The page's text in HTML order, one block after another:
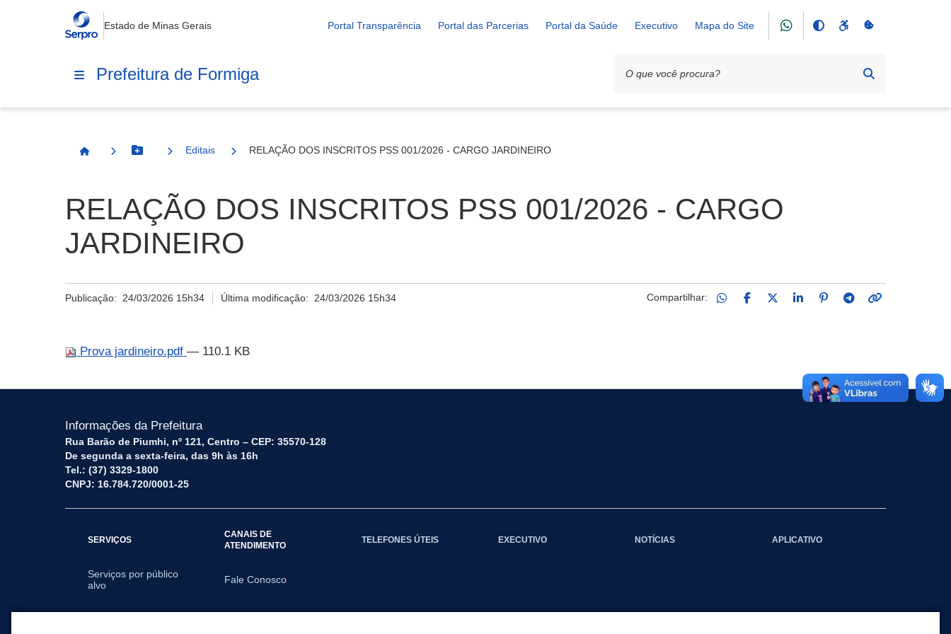
Estado de Minas Gerais Portal Transparência Portal das Parcerias Portal da Saúde Executivo Mapa do Site
Prefeitura de Formiga
Página InicialBotão Menu
Editais RELAÇÃO DOS INSCRITOS PSS 001/2026 - CARGO JARDINEIRO
RELAÇÃO DOS INSCRITOS PSS 001/2026 - CARGO
JARDINEIRO
Publicação: 24/03/2026 15h34 Última modificação: 24/03/2026 15h34 Compartilhar:
Prova jardineiro.pdf — 110.1 KB
Informações da Prefeitura
Rua Barão de Piumhi, nº 121, Centro – CEP: 35570-128
De segunda a sexta-feira, das 9h às 16h
Tel.: (37) 3329-1800
CNPJ: 16.784.720/0001-25
SERVIÇOS
Serviços por público
alvo
CANAIS DE
ATENDIMENTO
Fale Conosco
TELEFONES ÚTEIS EXECUTIVO NOTÍCIAS APLICATIVO